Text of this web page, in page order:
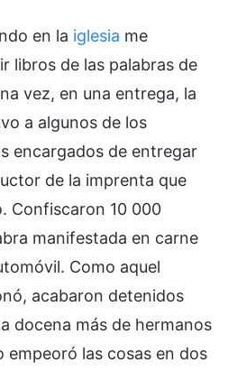
en la iglesia me
libros de las palabras de
vez, en una entrega, la
a algunos de los
encargados de entregar
de la imprenta que
Confiscaron 10 000
manifestada en carne
Como aquel
acabaron detenidos
docena más de hermanos
empeoró las cosas en dos